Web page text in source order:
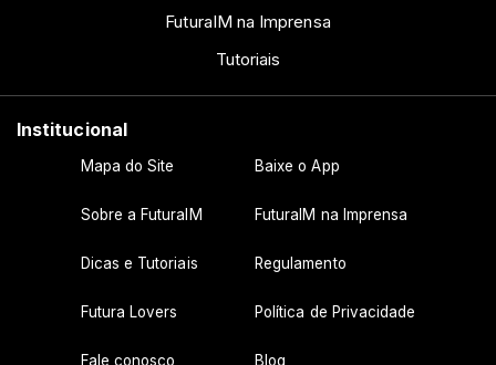
FuturaIM na Imprensa
Tutoriais
Institucional
Mapa do Site Baixe o App
Sobre a FuturaIM FuturaIM na Imprensa
Dicas e Tutoriais Regulamento
Futura Lovers Política de Privacidade
Fale conosco Blog